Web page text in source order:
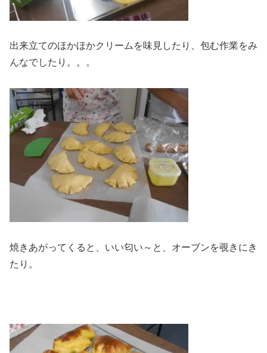
出来立てのほかほかクリームを味見したり、包む作業をみ
んなでしたり。。。
焼きあがってくると、いい匂い～と、オーブンを覗きにき
たり。